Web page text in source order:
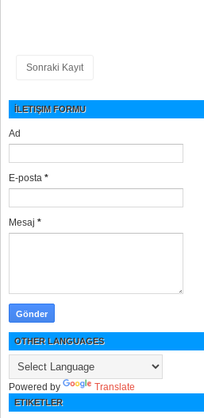
Sonraki Kayıt
İLETIŞIM FORMU
Ad
E-posta*
Mesaj*
OTHER LANGUAGES
Powered by Translate
ETIKETLER